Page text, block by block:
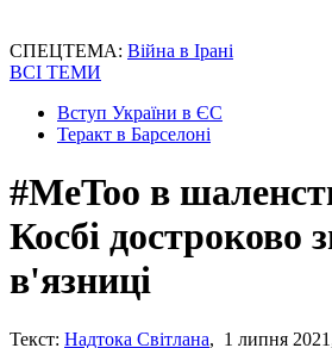
СПЕЦТЕМА: Війна в Ірані
ВСІ ТЕМИ
Вступ України в ЄС
Теракт в Барселоні
#MeToo в
Косбі достроково
в'язниці
Текст: Надтока Світлана, 1 липня